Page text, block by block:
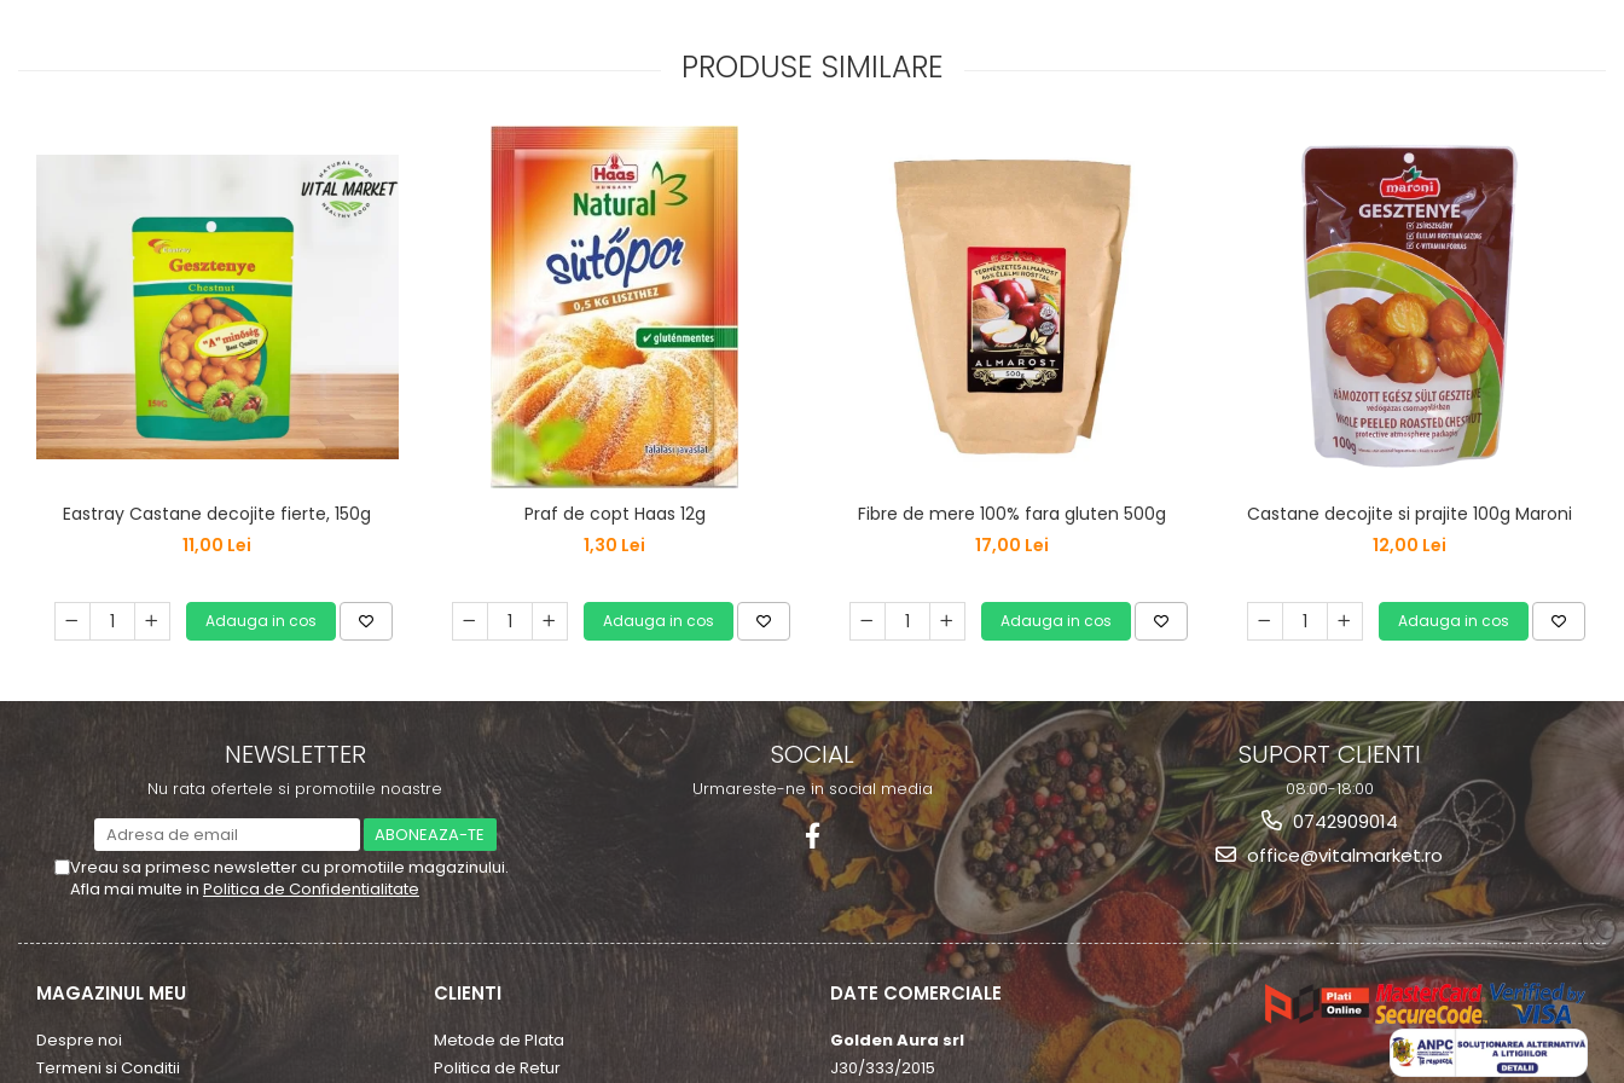
PRODUSE SIMILARE
Eastray Castane decojite fierte, 150g
11,00 Lei
Adauga in cos
Praf de copt Haas 12g
1,30 Lei
Adauga in cos
Fibre de mere 100% fara gluten 500g
17,00 Lei
Adauga in cos
Castane decojite si prajite 100g Maroni
12,00 Lei
Adauga in cos
NEWSLETTER
Nu rata ofertele si promotiile noastre
Vreau sa primesc newsletter cu promotiile magazinului.
Afla mai multe in Politica de Confidentialitate
SOCIAL
Urmareste-ne in social media
SUPORT CLIENTI
08:00-18:00
0742909014
office@vitalmarket.ro
MAGAZINUL MEU
Despre noi
Termeni si Conditii
CLIENTI
Metode de Plata
Politica de Retur
DATE COMERCIALE
Golden Aura srl
J30/333/2015